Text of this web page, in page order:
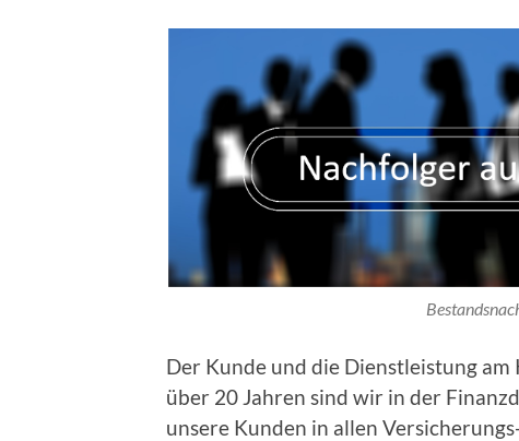
Der Kunde und die Dienstleistung
über 20 Jahren sind wir in der
unsere Kunden in allen